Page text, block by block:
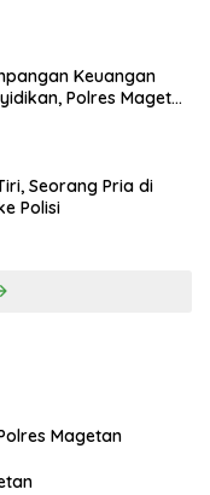
Keuangan
Polres Magetan
Seorang Pria di
Polisi
Magetan